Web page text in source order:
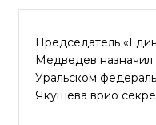
Председатель
Медведев назначил
Уральском
Якушева врио